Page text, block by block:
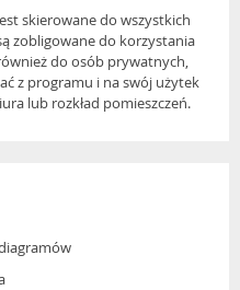
skierowane do wszystkich
zobligowane do korzystania
do osób prywatnych,
z programu i na swój użytek
lub rozkład pomieszczeń.